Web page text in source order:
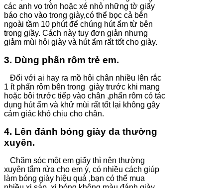
các anh vo tròn hoặc xé nhỏ những tờ giấy
báo cho vào trong giày,có thể bọc cả bên
ngoài tầm 10 phút để chúng hút ẩm từ bên
trong giầy. Cách này tuy đơn giản nhưng
giảm mùi hôi giày và hút ẩm rất tốt cho giày.
3. Dùng phấn rôm trẻ em.
Đối với ai hay ra mồ hôi chân nhiều lên rắc
1 ít phấn rôm bên trong giày trước khi mang
hoặc bôi trước tiếp vào chân ,phấn rôm có tác
dụng hút ẩm và khử mùi rất tốt lại không gây
cảm giác khó chịu cho chân.
4. Lên đánh bóng giày da thường
xuyên.
Chăm sóc một em giấy thì nên thường
xuyên tắm rửa cho em ý, có nhiều cách giúp
làm bóng giày hiệu quả ,bạn có thể mua